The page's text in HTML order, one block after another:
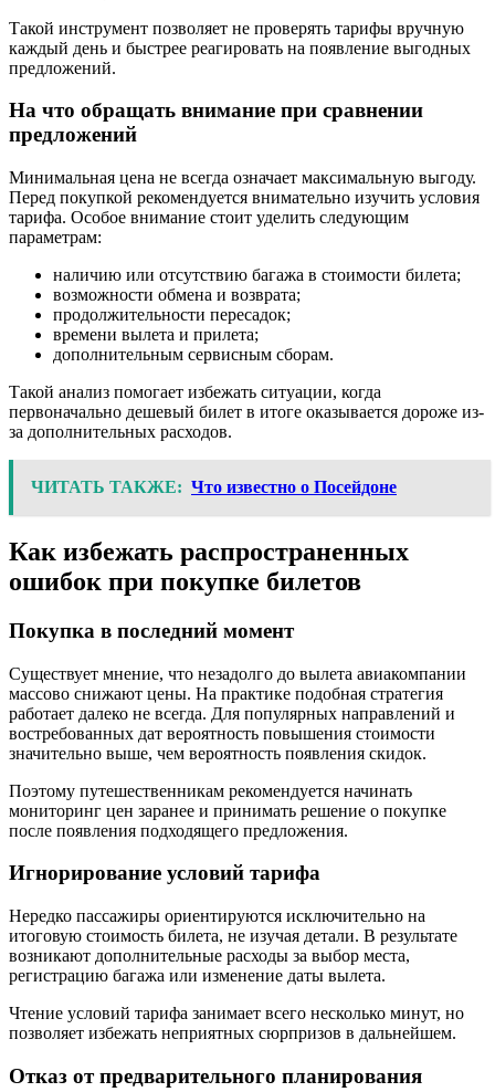
Такой инструмент позволяет не проверять тарифы вручную
каждый день и быстрее реагировать на появление выгодных
предложений.
На что обращать внимание при сравнении
предложений
Минимальная цена не всегда означает максимальную выгоду.
Перед покупкой рекомендуется внимательно изучить условия
тарифа. Особое внимание стоит уделить следующим
параметрам:
наличию или отсутствию багажа в стоимости билета;
возможности обмена и возврата;
продолжительности пересадок;
времени вылета и прилета;
дополнительным сервисным сборам.
Такой анализ помогает избежать ситуации, когда
первоначально дешевый билет в итоге оказывается дороже из-
за дополнительных расходов.
ЧИТАТЬ ТАКЖЕ: Что известно о Посейдоне
Как избежать распространенных
ошибок при покупке билетов
Покупка в последний момент
Существует мнение, что незадолго до вылета авиакомпании
массово снижают цены. На практике подобная стратегия
работает далеко не всегда. Для популярных направлений и
востребованных дат вероятность повышения стоимости
значительно выше, чем вероятность появления скидок.
Поэтому путешественникам рекомендуется начинать
мониторинг цен заранее и принимать решение о покупке
после появления подходящего предложения.
Игнорирование условий тарифа
Нередко пассажиры ориентируются исключительно на
итоговую стоимость билета, не изучая детали. В результате
возникают дополнительные расходы за выбор места,
регистрацию багажа или изменение даты вылета.
Чтение условий тарифа занимает всего несколько минут, но
позволяет избежать неприятных сюрпризов в дальнейшем.
Отказ от предварительного планирования